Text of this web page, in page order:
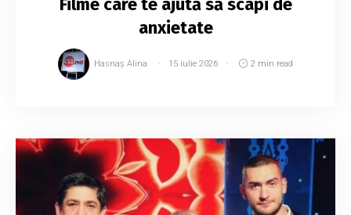
Filme care te ajută să scapi de
anxietate
Hasnaș Alina 15 iulie 2026 2 min read